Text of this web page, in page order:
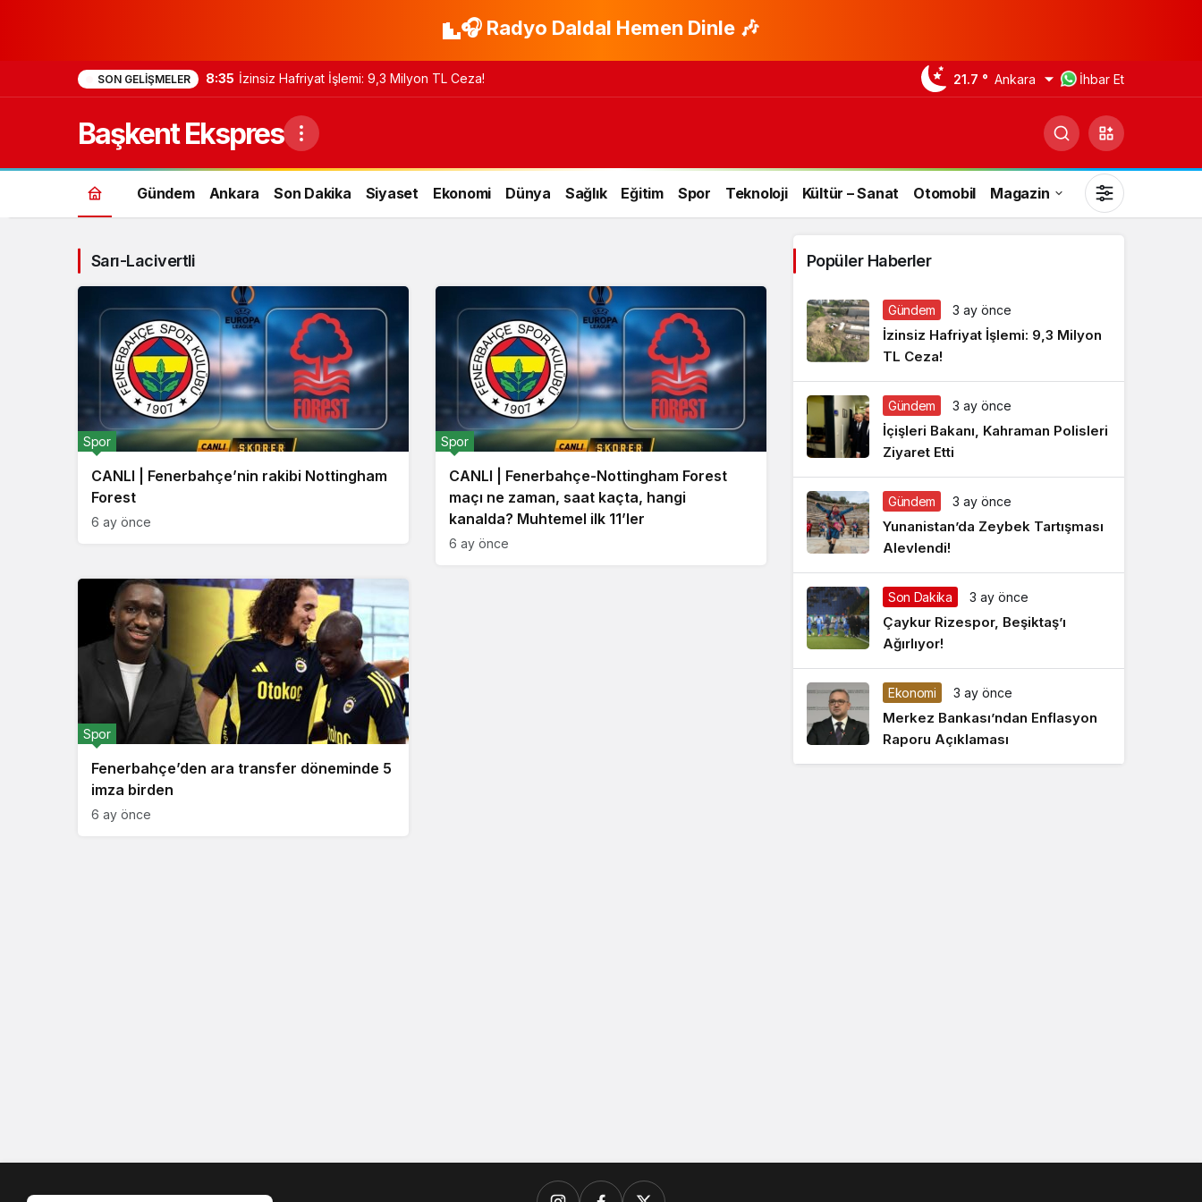
🎧 Radyo Daldal Hemen Dinle 🎶
SON GELIŞMELER 8:35 İzinsiz Hafriyat İşlemi: 9,3 Milyon TL Ceza! 21.7 ° Ankara İhbar Et
Başkent Ekspres
Gündem Ankara Son Dakika Siyaset Ekonomi Dünya Sağlık Eğitim Spor Teknoloji Kültür – Sanat Otomobil Magazin
Gündüz Modu
Gündüz modunu seçin.
Gece Modu
Gece modunu seçin.
Sistem Modu
Sistem modunu seçin.
Sarı-Lacivertli
CANLI | Fenerbahçe’nin rakibi Nottingham
Forest
Spor
6 ay önce
CANLI | Fenerbahçe-Nottingham Forest
maçı ne zaman, saat kaçta, hangi
kanalda? Muhtemel ilk 11’ler
Spor
6 ay önce
Fenerbahçe’den ara transfer döneminde 5
imza birden
Spor
6 ay önce
Popüler Haberler
Gündem 3 ay önce
İzinsiz Hafriyat İşlemi: 9,3 Milyon
TL Ceza!
Gündem 3 ay önce
İçişleri Bakanı, Kahraman Polisleri
Ziyaret Etti
Gündem 3 ay önce
Yunanistan’da Zeybek Tartışması
Alevlendi!
Son Dakika 3 ay önce
Çaykur Rizespor, Beşiktaş’ı
Ağırlıyor!
Ekonomi 3 ay önce
Merkez Bankası’ndan Enflasyon
Raporu Açıklaması